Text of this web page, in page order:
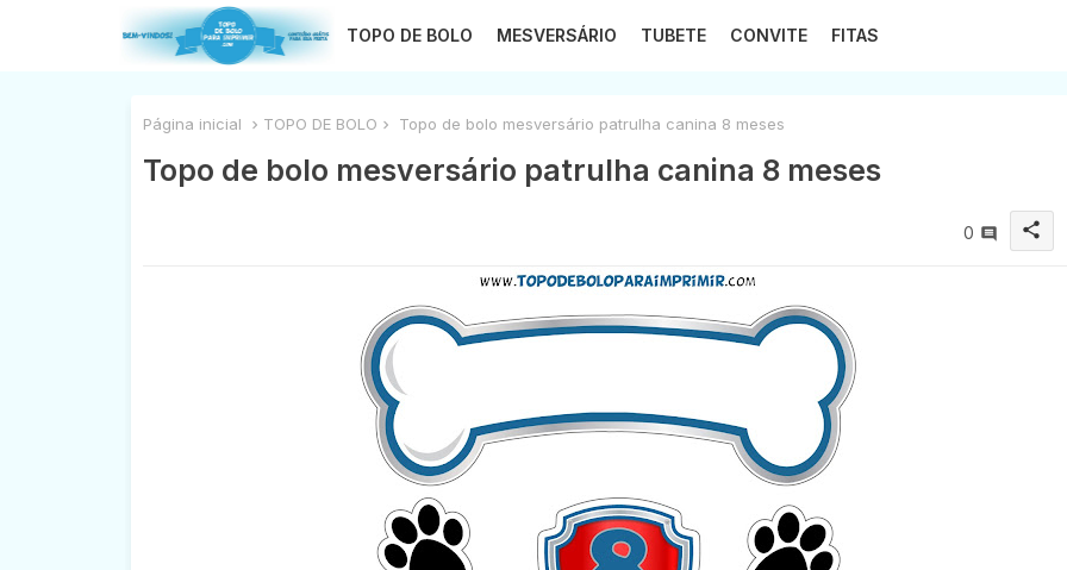
TOPO DE BOLO MESVERSÁRIO TUBETE CONVITE FITAS
Página inicial TOPO DE BOLO Topo de bolo mesversário patrulha canina 8 meses
Topo de bolo mesversário patrulha canina 8 meses
0 share